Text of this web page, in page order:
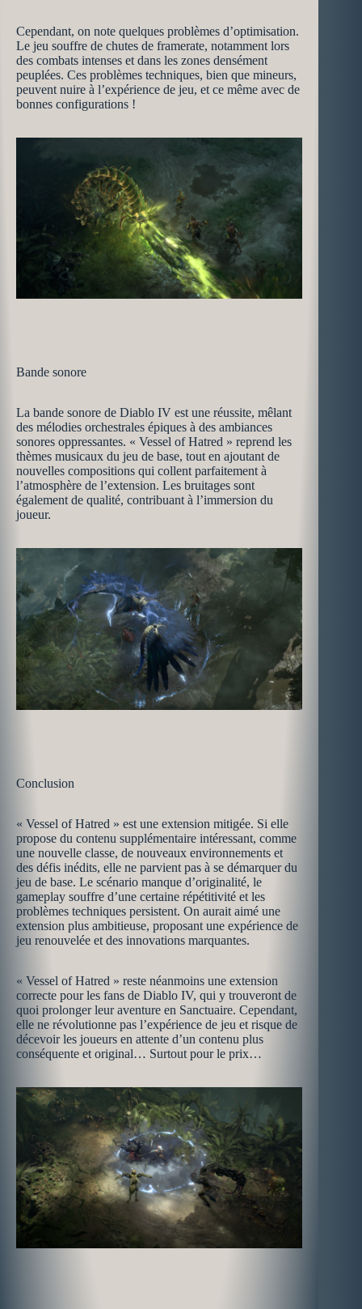
Cependant, on note quelques problèmes d’optimisation.
Le jeu souffre de chutes de framerate, notamment lors
des combats intenses et dans les zones densément
peuplées. Ces problèmes techniques, bien que mineurs,
peuvent nuire à l’expérience de jeu, et ce même avec de
bonnes configurations !
Bande sonore
La bande sonore de Diablo IV est une réussite, mêlant
des mélodies orchestrales épiques à des ambiances
sonores oppressantes. « Vessel of Hatred » reprend les
thèmes musicaux du jeu de base, tout en ajoutant de
nouvelles compositions qui collent parfaitement à
l’atmosphère de l’extension. Les bruitages sont
également de qualité, contribuant à l’immersion du
joueur.
Conclusion
« Vessel of Hatred » est une extension mitigée. Si elle
propose du contenu supplémentaire intéressant, comme
une nouvelle classe, de nouveaux environnements et
des défis inédits, elle ne parvient pas à se démarquer du
jeu de base. Le scénario manque d’originalité, le
gameplay souffre d’une certaine répétitivité et les
problèmes techniques persistent. On aurait aimé une
extension plus ambitieuse, proposant une expérience de
jeu renouvelée et des innovations marquantes.
« Vessel of Hatred » reste néanmoins une extension
correcte pour les fans de Diablo IV, qui y trouveront de
quoi prolonger leur aventure en Sanctuaire. Cependant,
elle ne révolutionne pas l’expérience de jeu et risque de
décevoir les joueurs en attente d’un contenu plus
conséquente et original… Surtout pour le prix…